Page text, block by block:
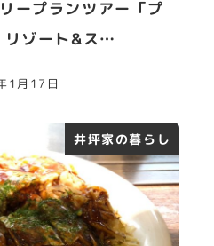
ープランツアー「プ
リゾート&ス…
1月17日
井坪家の暮らし